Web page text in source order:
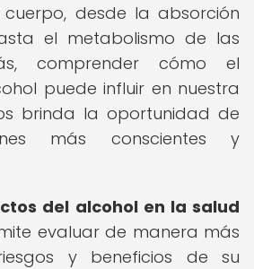
desde la absorción
el metabolismo de las
comprender cómo el
puede influir en nuestra
brinda la oportunidad de
más conscientes y
del alcohol en la salud
evaluar de manera más
y beneficios de su